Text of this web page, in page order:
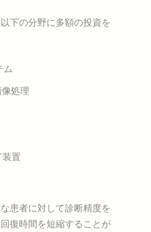
下の分野に多額の投資を
ム
処理
装置
患者に対して診断精度を
復時間を短縮することが